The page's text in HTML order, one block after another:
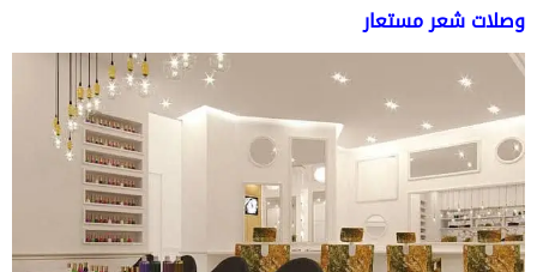
وصلات شعر مستعار